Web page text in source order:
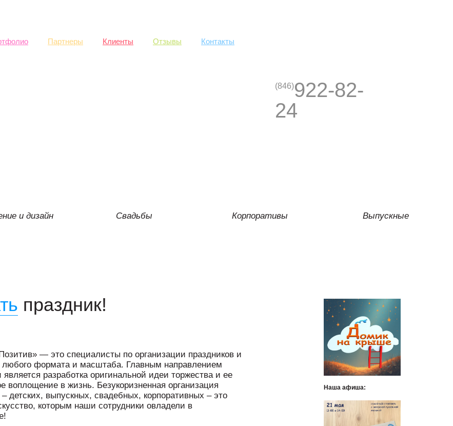
Партнеры Клиенты Отзывы Контакты
(846)922-82-
24
и дизайн Свадьбы Корпоративы Выпускные
праздник!
— это специалисты по организации праздников и
любого формата и масштаба. Главным направлением
является разработка оригинальной идеи торжества и ее
воплощение в жизнь. Безукоризненная организация
детских, выпускных, свадебных, корпоративных – это
которым наши сотрудники овладели в
Наша афиша: